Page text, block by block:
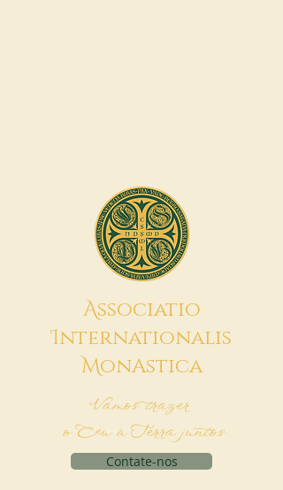
Associatio
Internationalis
MonAstica
Vamos trazer
o Céu à Terra juntos
Contate-nos